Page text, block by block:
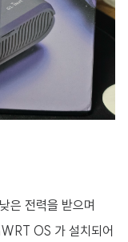
은 전력을 받으며
OS 가 설치되어